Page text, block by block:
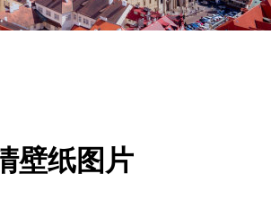
壁纸图片